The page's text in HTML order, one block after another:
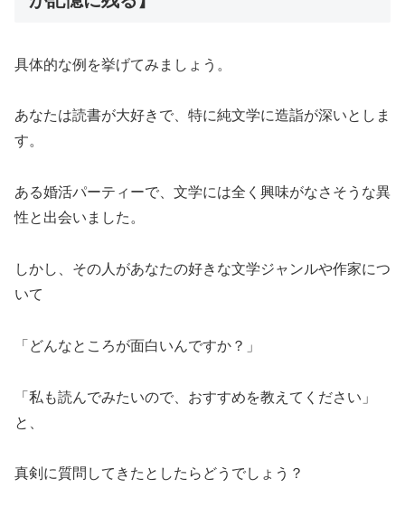
具体的な例を挙げてみましょう。
あなたは読書が大好きで、特に純文学に造詣が深いとしま
す。
ある婚活パーティーで、文学には全く興味がなさそうな異
性と出会いました。
しかし、その人があなたの好きな文学ジャンルや作家につ
いて
「どんなところが面白いんですか？」
「私も読んでみたいので、おすすめを教えてください」
と、
真剣に質問してきたとしたらどうでしょう？